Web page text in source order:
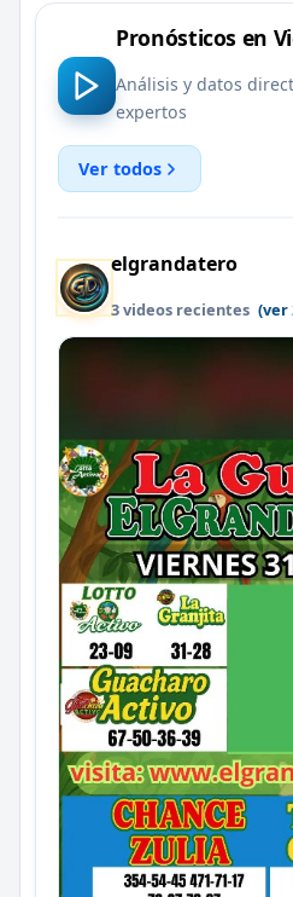
Pronósticos en
Análisis y datos
expertos
Ver todos
elgrandatero
3 videos recientes (ver